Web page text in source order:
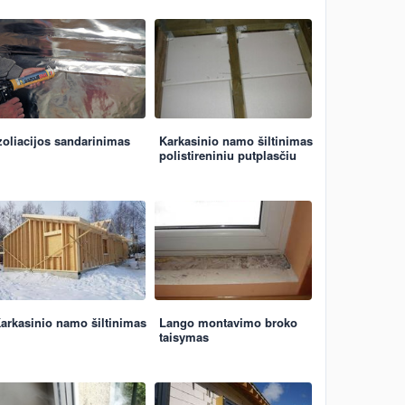
sandarinimas
Karkasinio namo šiltinimas
polistireniniu putplasčiu
namo šiltinimas
Lango montavimo broko
taisymas